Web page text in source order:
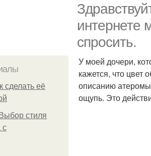
интернете
спросить.
сделать её
стиля
с
У моей дочери,
кажется, что цвет
описанию
ощупь. Это